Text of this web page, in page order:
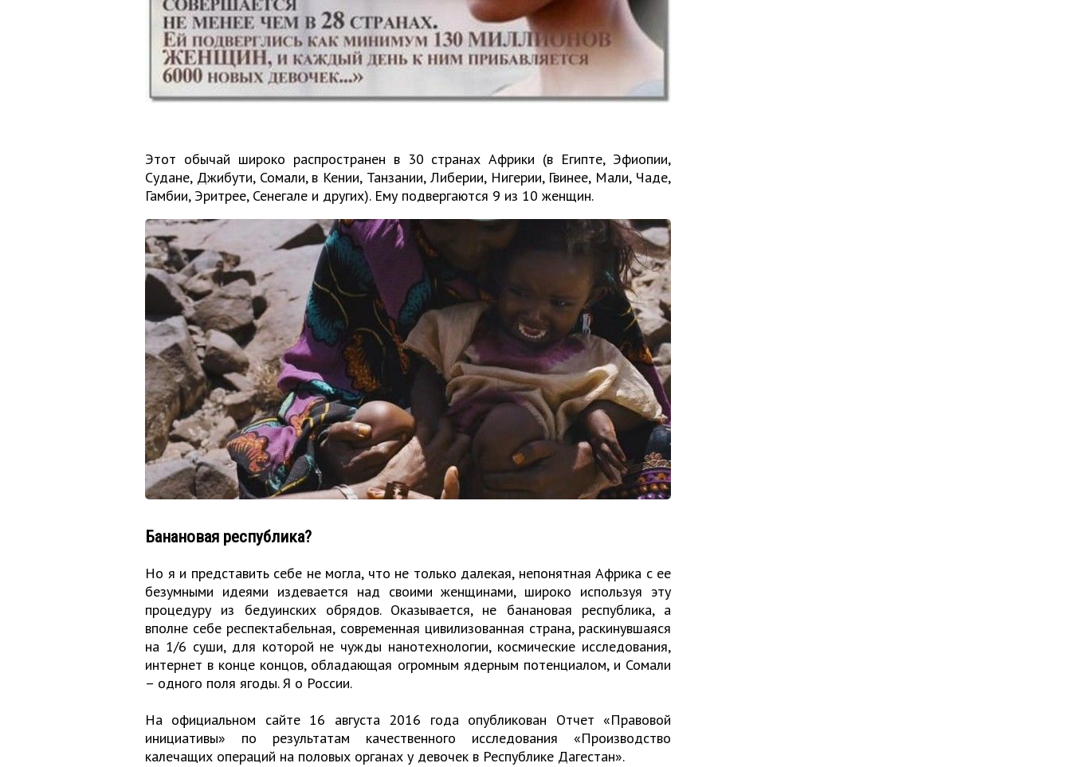
Этот обычай широко распространен в 30 странах Африки (в Египте, Эфиопии,
Судане, Джибути, Сомали, в Кении, Танзании, Либерии, Нигерии, Гвинее, Мали, Чаде,
Гамбии, Эритрее, Сенегале и других). Ему подвергаются 9 из 10 женщин.
Банановая республика?
Но я и представить себе не могла, что не только далекая, непонятная Африка с ее
безумными идеями издевается над своими женщинами, широко используя эту
процедуру из бедуинских обрядов. Оказывается, не банановая республика, а
вполне себе респектабельная, современная цивилизованная страна, раскинувшаяся
на 1/6 суши, для которой не чужды нанотехнологии, космические исследования,
интернет в конце концов, обладающая огромным ядерным потенциалом, и Сомали
– одного поля ягоды. Я о России.
На официальном сайте 16 августа 2016 года опубликован Отчет «Правовой
инициативы» по результатам качественного исследования «Производство
калечащих операций на половых органах у девочек в Республике Дагестан».